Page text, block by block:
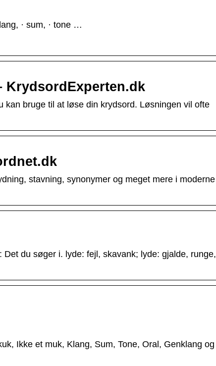
· sum, · tone …
KrydsordExperten.dk
bruge til at løse din krydsord. Løsningen vil ofte
stavning, synonymer og meget mere i moderne
du søger i. lyde: fejl, skavank; lyde: gjalde, runge,
Ikke et muk, Klang, Sum, Tone, Oral, Genklang og